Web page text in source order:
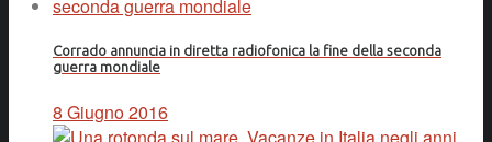
Corrado annuncia in diretta radiofonica la fine della seconda
guerra mondiale
8 Giugno 2016